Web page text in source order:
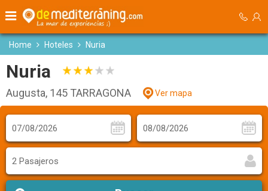
Home Hoteles Nuria
Nuria
Augusta, 145 TARRAGONA Ver mapa
2 Pasajeros